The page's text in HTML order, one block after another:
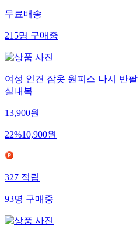
무료배송
215명구매중
여성 인견 잠옷 원피스 나시 반
실내복
13,900원
22%10,900원
327적립
93명구매중